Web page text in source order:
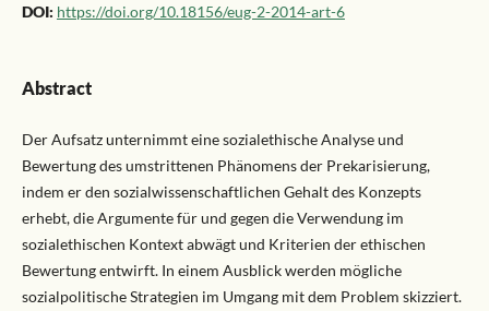
DOI: https://doi.org/10.18156/eug-2-2014-art-6
Abstract
Der Aufsatz unternimmt eine sozialethische Analyse und
Bewertung des umstrittenen Phänomens der Prekarisierung,
indem er den sozialwissenschaftlichen Gehalt des Konzepts
erhebt, die Argumente für und gegen die Verwendung im
sozialethischen Kontext abwägt und Kriterien der ethischen
Bewertung entwirft. In einem Ausblick werden mögliche
sozialpolitische Strategien im Umgang mit dem Problem skizziert.